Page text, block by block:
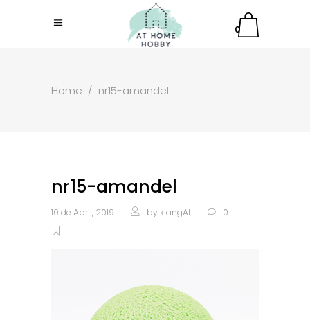
0
Home / nr15-amandel
nr15-amandel
10 de Abril, 2019 by kiangAt 0